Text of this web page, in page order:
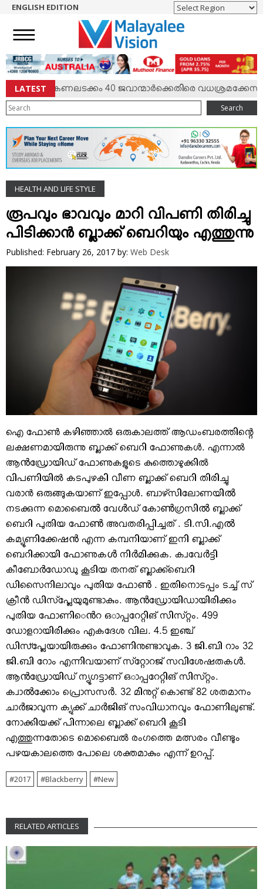
NEWS
ENGLISH
NRI
ENTERTAINMENT
MV SPECIAL
SPORTS
LIFESTYLE
TECH & AUTO
SOCIAL SPHERE
EDITORIAL
ARTS & LITERATURE
MAGAZINE
VIDEOS
ENGLISH EDITION
LATEST
കേണലടക്കം 40 ജവാന്മാര്‍ക്കെതിരെ വധശ്രമക്കേസ്
Search
HEALTH AND LIFE STYLE
രൂപവും ഭാവവും മാറി വിപണി തിരിച്ചു
പിടിക്കാന്‍ ബ്ലാക്ക് ബെറിയും എത്തുന്നു
Published: February 26, 2017 by: Web Desk
ഐ ഫോണ്‍ കഴിഞ്ഞാല്‍ ഒരുകാലത്ത് ആഡംബരത്തിന്റെ
ലക്ഷണമായിരുന്നു ബ്ലാക്ക് ബെറി ഫോണുകള്‍. എന്നാല്‍
ആൻഡ്രോയിഡ് ഫോണുകളുടെ കുത്തൊഴുക്കില്‍
വിപണിയില്‍ കടപുഴകി വീണ ബ്ലാക്ക് ബെറി തിരിച്ചു
വരാന്‍ ഒരുങ്ങുകയാണ് ഇപ്പോള്‍. ബാഴ്​സിലോണയിൽ
നടക്കുന്ന മൊബൈൽ വേൾഡ്​ കോൺഗ്രസിൽ ബ്ലാക്ക്​
ബെറി പുതിയ ഫോൺ അവതരിപ്പിച്ചത്​​ . ടി.സി.എൽ
കമ്യൂണിക്കേഷൻ എന്ന കമ്പനിയാണ്​ ഇനി ബ്ലാക്ക്​
ബെറിക്കായി ഫോണുകൾ നിർമിക്കുക. ക്വവേർട്ടി
കീബോർഡോഡു കൂടിയ തനത്​ ബ്ലാക്ക്​ബെറി
ഡിസൈനിലാവും പുതിയ ഫോൺ . ഇതിനൊടപ്പം ടച്ച്​ സ്​
ക്രീൻ ഡിസ്​പ്ലേയുമുണ്ടാകും. ആൻഡ്രോയിഡായിരിക്കും
പുതിയ ഫോണി​െൻറ ഒാപ്പറേറ്റിങ്​ സിസ്​റ്റം. 499
ഡോളറായിരിക്കും എകദേശ വില. 4.5 ഇഞ്ച്​
ഡിസ്പ്ലേയായിരുക്കും ഫോണിനുണ്ടാവുക. 3 ജി.ബി റാം 32
ജി.ബി ​റോം എന്നിവയാണ്​ സ്​റ്റോറജ്​ സവിശേഷതകൾ.
ആൻഡ്രോയിഡ്​ ന്യൂഗട്ടാണ്​ ഒാപ്പറേറ്റിങ്​ സിസ്​റ്റം.
ക്വാൽക്കോം​ പ്രൊസസർ. 32 മിനുറ്റ്​ കൊണ്ട്​ 82 ശതമാനം
ചാർജാവുന്ന ക്യുക്ക്​ ചാർജിങ്​ സംവിധാനവും ഫോണിലുണ്ട്​​.
നോക്കിയക്ക് പിന്നാലെ ബ്ലാക്ക് ബെറി കൂടി
എത്തുന്നതോടെ മൊബൈല്‍ രംഗത്തെ മത്സരം വീണ്ടും
പഴയകാലത്തെ പോലെ ശക്തമാകും എന്ന് ഉറപ്പ്.
2017 Blackberry New
RELATED ARTICLES